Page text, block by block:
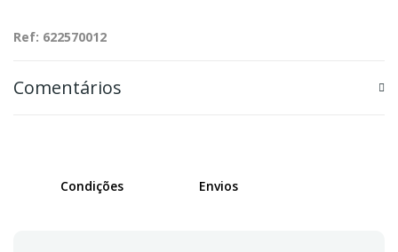
Ref: 622570012
Comentários
Condições Envios